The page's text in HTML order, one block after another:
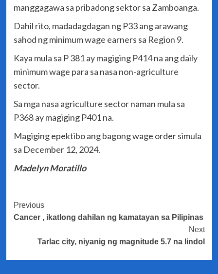
manggagawa sa pribadong sektor sa Zamboanga.
Dahil rito, madadagdagan ng P33 ang arawang
sahod ng minimum wage earners sa Region 9.
Kaya mula sa P 381 ay magiging P414 na ang daily
minimum wage para sa nasa non-agriculture
sector.
Sa mga nasa agriculture sector naman mula sa
P368 ay magiging P401 na.
Magiging epektibo ang bagong wage order simula
sa December 12, 2024.
Madelyn Moratillo
Post
Navigation
Previous
Cancer , ikatlong dahilan ng kamatayan sa Pilipinas
Next
Tarlac city, niyanig ng magnitude 5.7 na lindol